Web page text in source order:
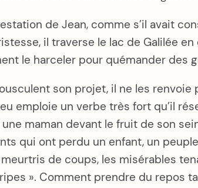
de Jean, comme s’il avait
il traverse le lac de Galilée
le harceler pour quémander des
son projet, il ne les
emploie un verbe très fort qu’il
maman devant le fruit de son
qui ont perdu un enfant, un
de coups, les misérables
». Comment prendre du repos